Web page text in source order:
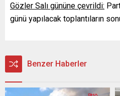
Gözler Salı gününe çevrildi:
günü yapılacak toplantıların
Benzer Haberler